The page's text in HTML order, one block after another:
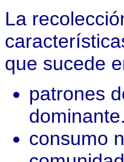
La
que sucede
patrones
dominante.
consumo